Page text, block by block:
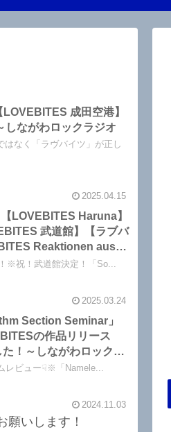
成田空港】
しながわロックラジオ
なく「ラヴバイツ」が正し
2025.04.15
LOVEBITES Haruna】
武道館】【ラブバ
Reaktionen aus
館でお会いしましょ
※祝！武道館決定！「So...
2025.03.24
Section Seminar」
の作品リリース
！～しながわロックラ
レビュー☟※「Namele...
2024.11.03
いします！